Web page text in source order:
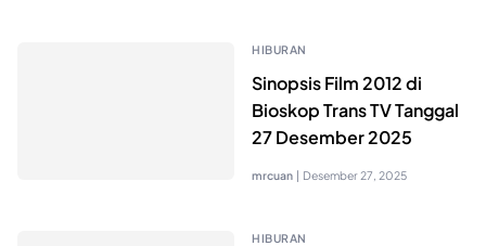
HIBURAN
Sinopsis Film 2012 di
Bioskop Trans TV Tanggal
27 Desember 2025
mrcuan | Desember 27, 2025
HIBURAN